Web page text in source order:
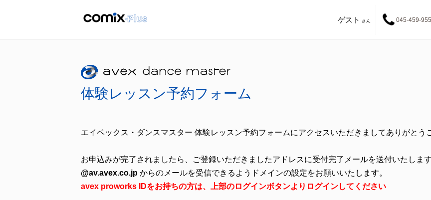
045-459-
ゲスト さん
体験レッスン予約フォーム
エイベックス・ダンスマスター 体験レッスン予約フォームにアクセスいただきましてありがとう
お申込みが完了されましたら、ご登録いただきましたアドレスに受付完了メールを送付いたします
@av.avex.co.jp からのメールを受信できるようドメインの設定をお願いいたします。
avex proworks IDをお持ちの方は、上部のログインボタンよりログインしてください